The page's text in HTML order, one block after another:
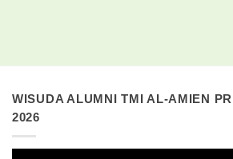
WISUDA ALUMNI TMI AL-AMIEN
2026